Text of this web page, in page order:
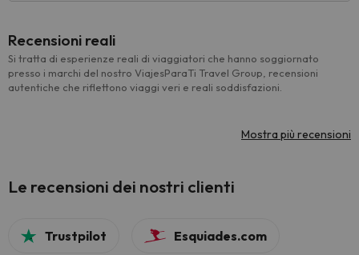
Recensioni reali
Si tratta di esperienze reali di viaggiatori che hanno soggiornato
presso i marchi del nostro ViajesParaTi Travel Group, recensioni
autentiche che riflettono viaggi veri e reali soddisfazioni.
Mostra più recensioni
Le recensioni dei nostri clienti
Trustpilot Esquiades.com